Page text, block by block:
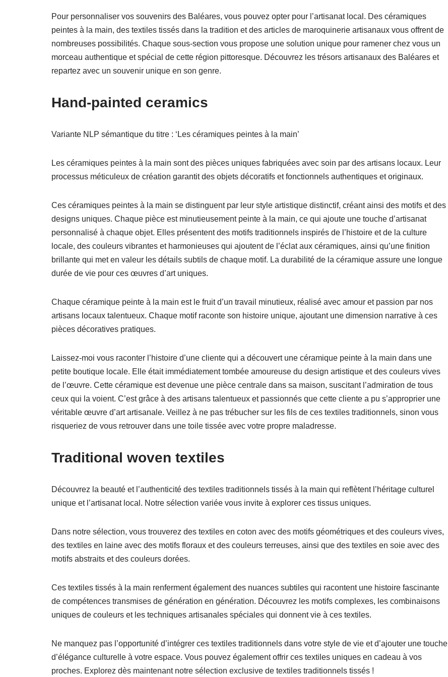
Pour personnaliser vos souvenirs des Baléares, vous pouvez opter pour l’artisanat local. Des céramiques
peintes à la main, des textiles tissés dans la tradition et des articles de maroquinerie artisanaux vous offrent de
nombreuses possibilités. Chaque sous-section vous propose une solution unique pour ramener chez vous un
morceau authentique et spécial de cette région pittoresque. Découvrez les trésors artisanaux des Baléares et
repartez avec un souvenir unique en son genre.
Hand-painted ceramics
Variante NLP sémantique du titre : ‘Les céramiques peintes à la main’
Les céramiques peintes à la main sont des pièces uniques fabriquées avec soin par des artisans locaux. Leur
processus méticuleux de création garantit des objets décoratifs et fonctionnels authentiques et originaux.
Ces céramiques peintes à la main se distinguent par leur style artistique distinctif, créant ainsi des motifs et des
designs uniques. Chaque pièce est minutieusement peinte à la main, ce qui ajoute une touche d’artisanat
personnalisé à chaque objet. Elles présentent des motifs traditionnels inspirés de l’histoire et de la culture
locale, des couleurs vibrantes et harmonieuses qui ajoutent de l’éclat aux céramiques, ainsi qu’une finition
brillante qui met en valeur les détails subtils de chaque motif. La durabilité de la céramique assure une longue
durée de vie pour ces œuvres d’art uniques.
Chaque céramique peinte à la main est le fruit d’un travail minutieux, réalisé avec amour et passion par nos
artisans locaux talentueux. Chaque motif raconte son histoire unique, ajoutant une dimension narrative à ces
pièces décoratives pratiques.
Laissez-moi vous raconter l’histoire d’une cliente qui a découvert une céramique peinte à la main dans une
petite boutique locale. Elle était immédiatement tombée amoureuse du design artistique et des couleurs vives
de l’œuvre. Cette céramique est devenue une pièce centrale dans sa maison, suscitant l’admiration de tous
ceux qui la voient. C’est grâce à des artisans talentueux et passionnés que cette cliente a pu s’approprier une
véritable œuvre d’art artisanale. Veillez à ne pas trébucher sur les fils de ces textiles traditionnels, sinon vous
risqueriez de vous retrouver dans une toile tissée avec votre propre maladresse.
Traditional woven textiles
Découvrez la beauté et l’authenticité des textiles traditionnels tissés à la main qui reflètent l’héritage culturel
unique et l’artisanat local. Notre sélection variée vous invite à explorer ces tissus uniques.
Dans notre sélection, vous trouverez des textiles en coton avec des motifs géométriques et des couleurs vives,
des textiles en laine avec des motifs floraux et des couleurs terreuses, ainsi que des textiles en soie avec des
motifs abstraits et des couleurs dorées.
Ces textiles tissés à la main renferment également des nuances subtiles qui racontent une histoire fascinante
de compétences transmises de génération en génération. Découvrez les motifs complexes, les combinaisons
uniques de couleurs et les techniques artisanales spéciales qui donnent vie à ces textiles.
Ne manquez pas l’opportunité d’intégrer ces textiles traditionnels dans votre style de vie et d’ajouter une touche
d’élégance culturelle à votre espace. Vous pouvez également offrir ces textiles uniques en cadeau à vos
proches. Explorez dès maintenant notre sélection exclusive de textiles traditionnels tissés !